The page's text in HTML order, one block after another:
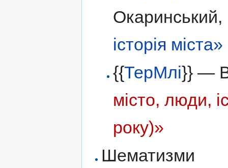
Окаринський,
історія міста»
{{ТерМлі}} —
місто, люди,
року)»
Шематизми